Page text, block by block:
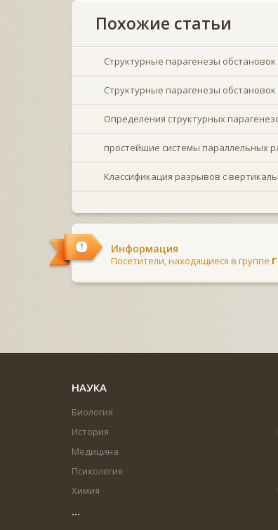
Похожие статьи
Структурные парагенезы обстановок
Структурные парагенезы
Определения структурных
простейшие системы параллельных
Классификация разрывов с
Информация
Посетители, находящиеся в группе
НАУКА
Биология
История
Медицина
Психология
Химия
...